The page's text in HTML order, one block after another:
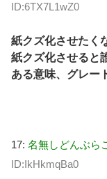
ID:6TX7L1wZ0
紙クズ化させたく
紙クズ化させると
ある意味、グレー
17: 名無しどんぶら
ID:IkHkmqBa0